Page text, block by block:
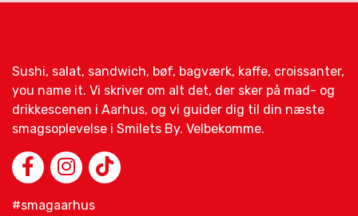
Sushi, salat, sandwich, bøf, bagværk, kaffe, croissanter,
you name it. Vi skriver om alt det, der sker på mad- og
drikkescenen i Aarhus, og vi guider dig til din næste
smagsoplevelse i Smilets By. Velbekomme.
#smagaarhus